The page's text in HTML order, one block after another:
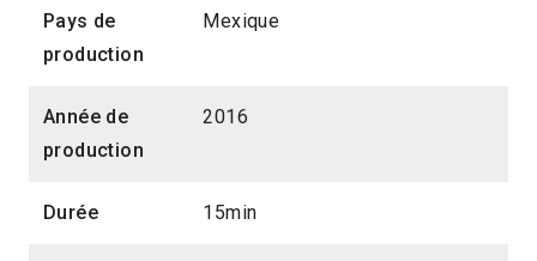
Pays de
production
Mexique
Année de
production
2016
Durée 15min